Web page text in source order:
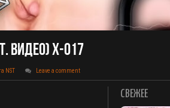
Видео) X-017
NST Leave a comment
СВЕЖЕЕ